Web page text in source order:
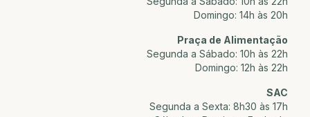
Domingo: 14h às 20h
Praça de Alimentação
Segunda a Sábado: 10h às 22h
Domingo: 12h às 22h
SAC
Segunda a Sexta: 8h30 às 17h